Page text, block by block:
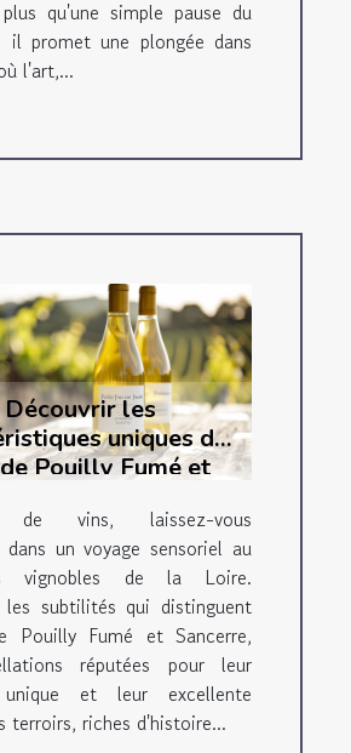
qu'une simple pause du
il promet une plongée dans
l'art,...
Découvrir les
uniques des
Pouilly Fumé et
de vins, laissez-vous
un voyage sensoriel au
vignobles de la Loire.
les subtilités qui distinguent
Pouilly Fumé et Sancerre,
réputées pour leur
unique et leur excellente
terroirs, riches d'histoire...